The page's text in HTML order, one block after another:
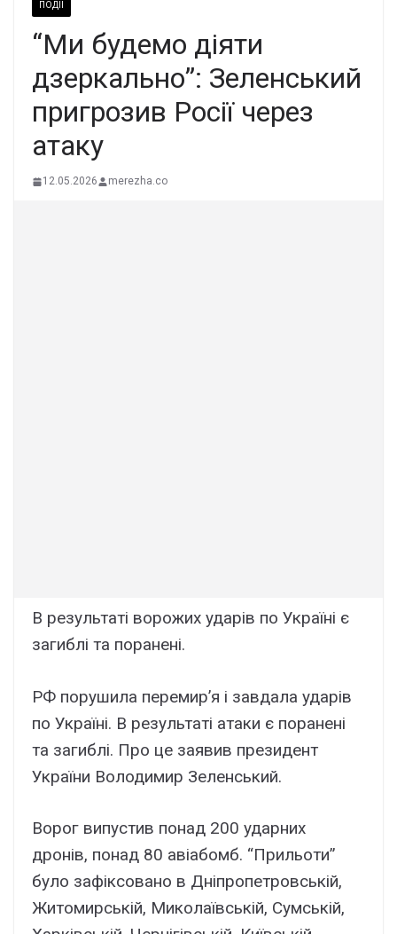
ПОДІЇ
“Ми будемо діяти
дзеркально”: Зеленський
пригрозив Росії через
атаку
12.05.2026 merezha.co
В результаті ворожих ударів по Україні є
загиблі та поранені.
РФ порушила перемир’я і завдала ударів
по Україні. В результаті атаки є поранені
та загиблі. Про це заявив президент
України Володимир Зеленський.
Ворог випустив понад 200 ударних
дронів, понад 80 авіабомб. “Прильоти”
було зафіксовано в Дніпропетровській,
Житомирській, Миколаївській, Сумській,